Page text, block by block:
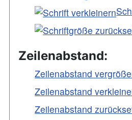
Zeilenabstand:
Zeilenabstand
Zeilenabstand
Zeilenabstand